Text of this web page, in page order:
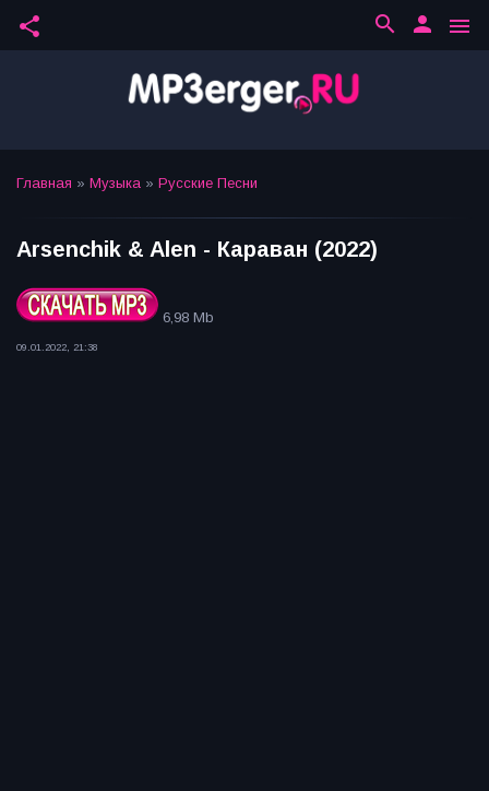
share menu
person
search
Главная » Музыка » Русские Песни
Arsenchik & Alen - Караван (2022)
6,98 Mb
09.01.2022, 21:38